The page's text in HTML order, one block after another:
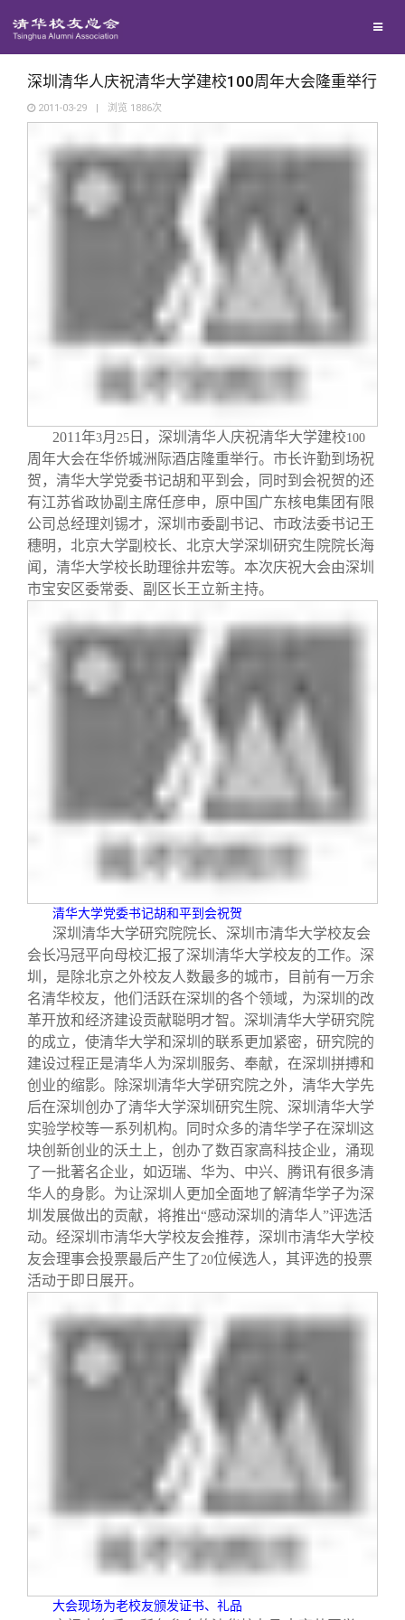
地区联络
院系校友工作
专业委员会
兴趣群体
回馈母校
捐赠新闻
捐赠纪事
捐赠方法
《清华校友通讯》
《水木清华》
我要订阅
清华人物
清华故事
校友文苑
校友讲坛
校友视界
终身学习
三创大赛
实用信息
校友总会
会长致辞
总会章程
理事会名单
制度法规
联系我们
关闭
深圳清华人庆祝清华大学建校100周年大会隆重举行
2011-03-29 | 浏览 1886次
2011年3月 25 日，深圳清华人庆祝清华大学建校100
周年大会在华侨城洲际酒店隆重举行。市长许勤到场祝
贺，清华大学党委书记胡和平到会，同时到会祝贺的还
有江苏省政协副主席任彦申，原中国广东核电集团有限
公司总经理刘锡才，深圳市委副书记、市政法委书记王
穗明，北京大学副校长、北京大学深圳研究生院院长海
闻，清华大学校长助理徐井宏等。本次庆祝大会由深圳
市宝安区委常委、副区长王立新主持。
清华大学党委书记胡和平到会祝贺
深圳清华大学研究院院长、深圳市清华大学校友会
会长冯冠平向母校汇报了深圳清华大学校友的工作。深
圳，是除北京之外校友人数最多的城市，目前有一万余
名清华校友，他们活跃在深圳的各个领域，为深圳的改
革开放和经济建设贡献聪明才智。深圳清华大学研究院
的成立，使清华大学和深圳的联系更加紧密，研究院的
建设过程正是清华人为深圳服务、奉献，在深圳拼搏和
创业的缩影。除深圳清华大学研究院之外，清华大学先
后在深圳创办了清华大学深圳研究生院、深圳清华大学
实验学校等一系列机构。同时众多的清华学子在深圳这
块创新创业的沃土上，创办了数百家高科技企业，涌现
了一批著名企业，如迈瑞、华为、中兴、腾讯有很多清
华人的身影。为让深圳人更加全面地了解清华学子为深
圳发展做出的贡献，将推出“感动深圳的清华人”评选活
动。经深圳市清华大学校友会推荐，深圳市清华大学校
友会理事会投票最后产生了20位候选人，其评选的投票
活动于即日展开。
大会现场为老校友颁发证书、礼品